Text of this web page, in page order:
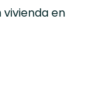
vivienda en